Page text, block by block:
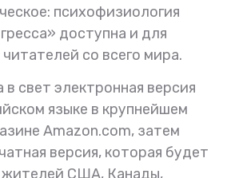
психофизиология
доступна и для
со всего мира.
свет электронная версия
языке в крупнейшем
Amazon.com, затем
версия, которая будет
жителей США, Канады,